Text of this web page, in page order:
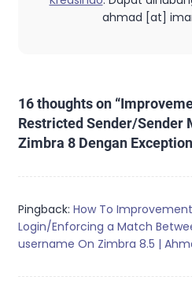
ahmad [at]
16 thoughts on “
Restricted Sender/Sender
Zimbra 8 Dengan
Pingback: How To
Login/Enforcing a Match
username On Zimbra 8.5 |